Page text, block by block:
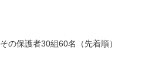
の保護者30組60名（先着順）